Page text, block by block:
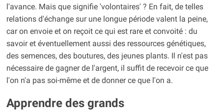
l'avance. Mais que signifie 'volontaires' ? En fait, de telles
relations d'échange sur une longue période valent la peine,
car on envoie et on reçoit ce qui est rare et convoité : du
savoir et éventuellement aussi des ressources génétiques,
des semences, des boutures, des jeunes plants. Il n'est pas
nécessaire de gagner de l'argent, il suffit de recevoir ce que
l'on n'a pas soi-même et de donner ce que l'on a.
Apprendre des grands